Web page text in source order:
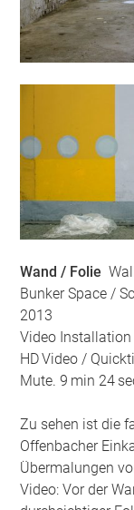
Wand / Folie
Bunker Space /
2013
Video
HD Video /
Mute. 9 min 24
Zu sehen ist die
Offenbacher
Übermalungen
Video: Vor der